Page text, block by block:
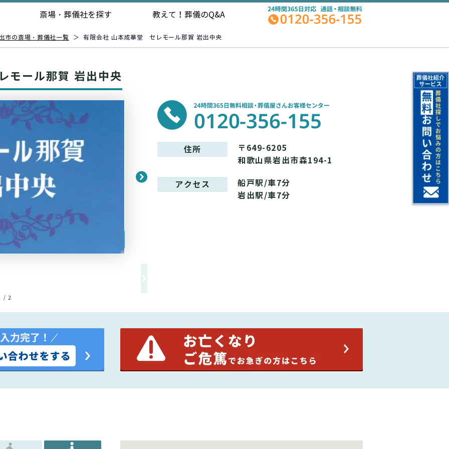
斎場・葬儀社を探す 教えて！ 葬儀のQ&A
市の斎場・葬儀社一覧 ＞ 有限会社 山本成華堂 セレモール那賀 岩出中央
モール那賀 岩出中央
/ 2
住所
〒649-6205
和歌山県岩出市森194-1
アクセス
船戸駅/車7分
岩出駅/車7分